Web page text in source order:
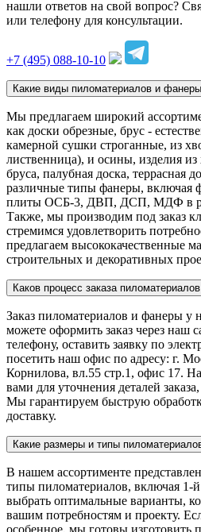
нашли ответов на свой вопрос?
или телефону для консультации.
+7 (495) 088-10-10
Какие виды пиломатериалов и
Мы предлагаем широкий
как доски обрезные, брус -
камерной сушки строганные, из
лиственница), и осины, изделия
бруса, палубная доска, террасная
различные типы фанеры,
плиты ОСБ-3, ДВП, ДСП, МДФ в
Также, мы производим под заказ
стремимся удовлетворить
предлагаем высококачественные
строительных и декоративных
Каков процесс заказа
Заказ пиломатериалов и фанеры у
можете оформить заказ через наш
телефону, оставить заявку по
посетить наш офис по адресу: г.
Корнилова, вл.55 стр.1, офис 17.
вами для уточнения деталей
Мы гарантируем быструю
доставку.
Какие размеры и типы
В нашем ассортименте
типы пиломатериалов, включая 1-
выбрать оптимальные варианты,
вашим потребностям и проекту.